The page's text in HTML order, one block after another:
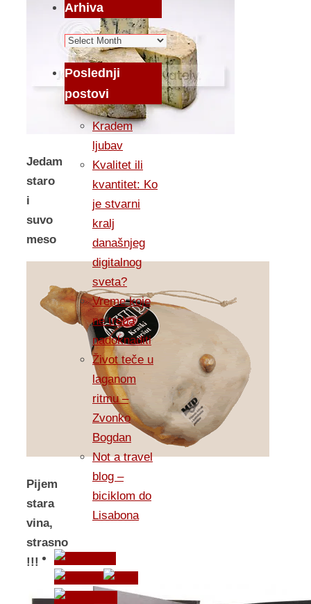
Jedam
staro
i
suvo
meso
Pijem
stara
vina,
strasno
!!!
Arhiva
Arhiva
Poslednji
postovi
Kradem
ljubav
Kvalitet ili
kvantitet: Ko
je stvarni
kralj
današnjeg
digitalnog
sveta?
Vreme koje
ne treba
nadoknaditi
Život teče u
laganom
ritmu –
Zvonko
Bogdan
Not a travel
blog –
biciklom do
Lisabona